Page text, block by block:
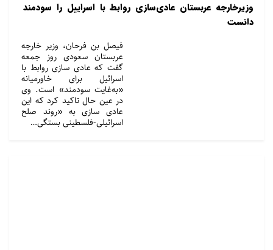
وزیرخارجه عربستان عادی‌سازی روابط با اسراییل را سودمند
دانست
فیصل بن فرحان، وزیر خارجه
عربستان سعودی روز جمعه
گفت که عادی سازی روابط با
اسرائیل برای خاورمیانه
«به‌غایت سودمند» است. وی
در عین حال تاکید کرد که این
عادی سازی به «روند صلح
اسرائیلی-فلسطینی بستگی…